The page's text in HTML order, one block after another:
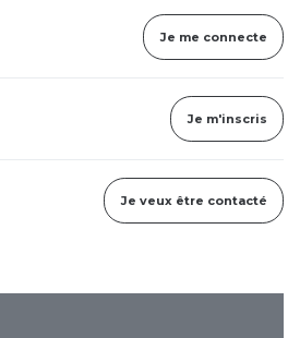
Je me connecte
Je m'inscris
Je veux être contacté